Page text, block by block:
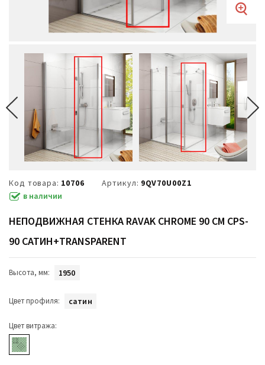
Код товара: 10706 Артикул: 9QV70U00Z1
в наличии
НЕПОДВИЖНАЯ СТЕНКА RAVAK CHROME 90 СМ CPS-
90 САТИН+TRANSPARENT
Высота, мм: 1950
Цвет профиля: сатин
Цвет витража: